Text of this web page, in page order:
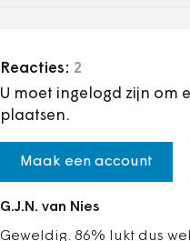
Reacties: 2
U moet ingelogd zijn om
plaatsen.
Maak een account
G.J.N. van Nies
Geweldig. 86% lukt dus